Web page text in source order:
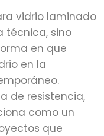
vidrio laminado
técnica, sino
en que
en la
de resistencia,
como un
que